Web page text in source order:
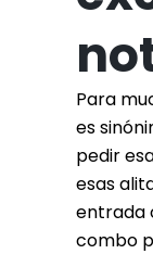
Para
es
pedir
esas
entrada
combo